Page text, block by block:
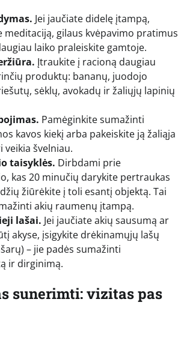
Jei jaučiate didelę įtampą,
meditaciją, gilaus kvėpavimo pratimus
laiko praleiskite gamtoje.
Įtraukite į racioną daugiau
produktų: bananų, juodojo
sėklų, avokadų ir žaliųjų lapinių
Pamėginkite sumažinti
kavos kiekį arba pakeiskite ją žaliąja
veikia švelniau.
taisyklės. Dirbdami prie
kas 20 minučių darykite pertraukas
žiūrėkite į toli esantį objektą. Tai
akių raumenų įtampą.
lašai. Jei jaučiate akių sausumą ar
akyse, įsigykite drėkinamųjų lašų
– jie padės sumažinti
ir dirginimą.
sunerimti: vizitas pas